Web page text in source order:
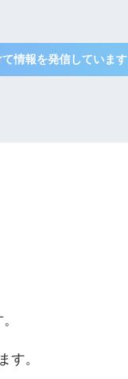
情報を発信しています
す。